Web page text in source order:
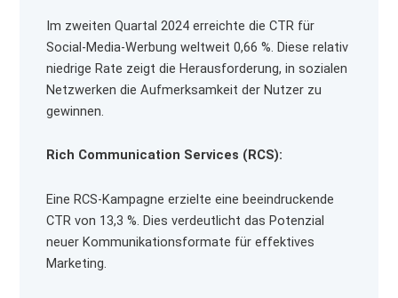
Im zweiten Quartal 2024 erreichte die CTR für
Social-Media-Werbung weltweit 0,66 %. Diese relativ
niedrige Rate zeigt die Herausforderung, in sozialen
Netzwerken die Aufmerksamkeit der Nutzer zu
gewinnen.
Rich Communication Services (RCS):
Eine RCS-Kampagne erzielte eine beeindruckende
CTR von 13,3 %. Dies verdeutlicht das Potenzial
neuer Kommunikationsformate für effektives
Marketing.